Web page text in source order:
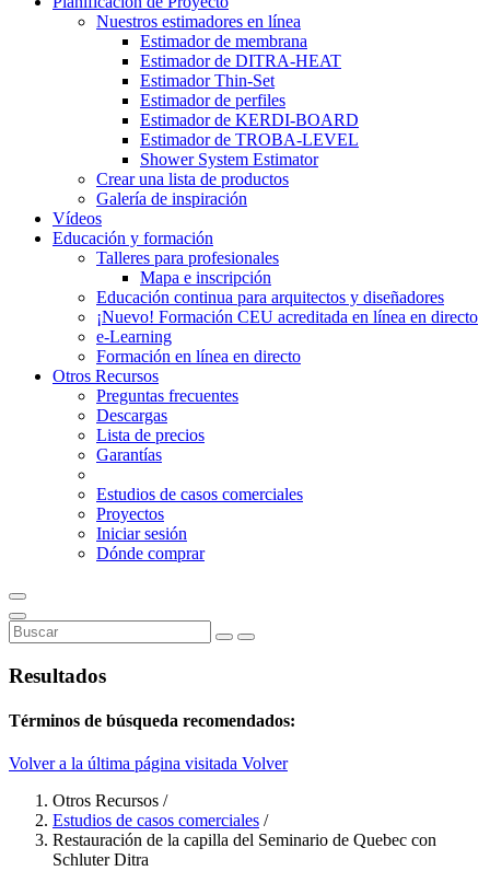
Nuestros estimadores en línea
Estimador de membrana
Estimador de DITRA-HEAT
Estimador Thin-Set
Estimador de perfiles
Estimador de KERDI-BOARD
Estimador de TROBA-LEVEL
Shower System Estimator
Crear una lista de productos
Galería de inspiración
Vídeos
Educación y formación
Talleres para profesionales
Mapa e inscripción
Educación continua para arquitectos y diseñadores
¡Nuevo! Formación CEU acreditada en línea en directo
e-Learning
Formación en línea en directo
Otros Recursos
Preguntas frecuentes
Descargas
Lista de precios
Garantías
Estudios de casos comerciales
Proyectos
Iniciar sesión
Dónde comprar
Resultados
Términos de búsqueda recomendados:
Volver a la última página visitada Volver
Otros Recursos /
Estudios de casos comerciales /
Restauración de la capilla del Seminario de Quebec con
Schluter Ditra